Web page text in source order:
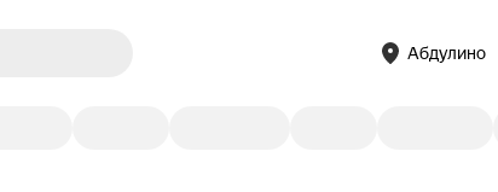
Абдулино